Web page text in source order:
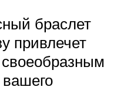
браслет
привлечет